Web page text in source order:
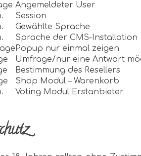
Angemeldeter User
Session
Gewählte Sprache
Sprache der CMS-Installation
Popup nur einmal zeigen
Umfrage/nur eine Antwort
Bestimmung des Resellers
Shop Modul – Warenkorb
Voting Modul Erstanbieter